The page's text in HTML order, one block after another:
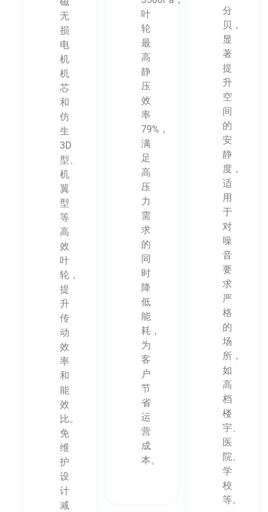
无
损
电
机
机
芯
和
仿
生
3D
型、
机
翼
型
等
高
效
叶
轮，
提
升
传
动
效
率
和
能
效
比。
免
维
护
设
计
减
叶
轮
最
高
静
压
效
率
79%，
满
足
高
压
力
需
求
的
同
时
降
低
能
耗，
为
客
户
节
省
运
营
成
本。
分
贝，
显
著
提
升
空
间
的
安
静
度，
适
用
于
对
噪
音
要
求
严
格
的
场
所，
如
高
档
楼
宇、
医
院、
学
校
等。